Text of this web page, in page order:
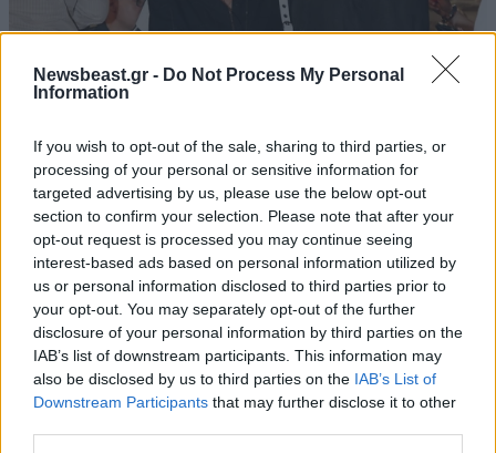
Newsbeast.gr - Do Not Process My Personal
Information
If you wish to opt-out of the sale, sharing to third parties, or
processing of your personal or sensitive information for
targeted advertising by us, please use the below opt-out
section to confirm your selection. Please note that after your
opt-out request is processed you may continue seeing
interest-based ads based on personal information utilized by
us or personal information disclosed to third parties prior to
your opt-out. You may separately opt-out of the further
disclosure of your personal information by third parties on the
IAB’s list of downstream participants. This information may
also be disclosed by us to third parties on the IAB’s List of
Downstream Participants that may further disclose it to other
Νία Βαρντάλος – Σπύρος Κατσαγάνης: Μια
σχέση που θυμίζει σενάριο ταινίας και μετρά
πάνω από τέσσερα χρόνια